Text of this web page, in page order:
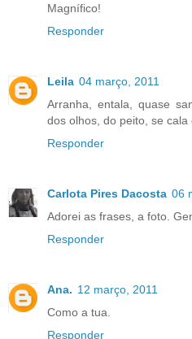
Magnífico!
Responder
Leila 04 março, 2011
Arranha, entala, quase
dos olhos, do peito, se cala
Responder
Carlota Pires Dacosta 06
Adorei as frases, a foto.
Responder
Ana. 12 março, 2011
Como a tua.
Responder